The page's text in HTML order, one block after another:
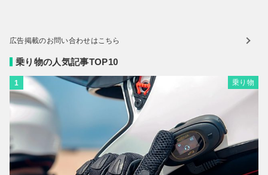
広告掲載のお問い合わせはこちら
乗り物の人気記事TOP10
1 乗り物